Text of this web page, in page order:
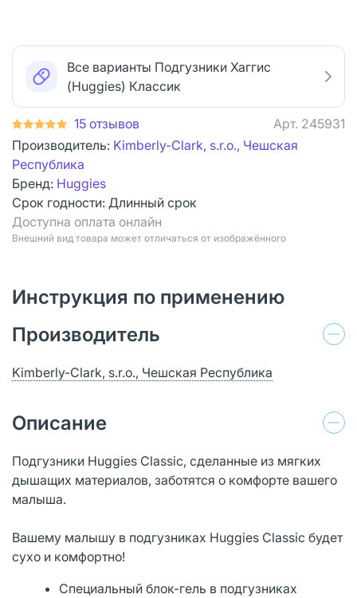
Все варианты Подгузники Хаггис
(Huggies) Классик
15 отзывов Арт. 245931
Производитель: Kimberly-Clark, s.r.o., Чешская
Республика
Бренд: Huggies
Срок годности: Длинный срок
Доступна оплата онлайн
Bнешний вид товара может отличаться от изображённого
Инструкция по применению
Производитель
Kimberly-Clark, s.r.o., Чешская Республика
Описание
Подгузники Huggies Classic, сделанные из мягких
дышащих материалов, заботятся о комфорте вашего
малыша.
Вашему малышу в подгузниках Huggies Classic будет
сухо и комфортно!
Специальный блок-гель в подгузниках